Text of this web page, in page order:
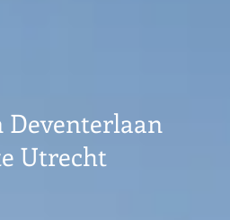
Deventerlaan
Utrecht